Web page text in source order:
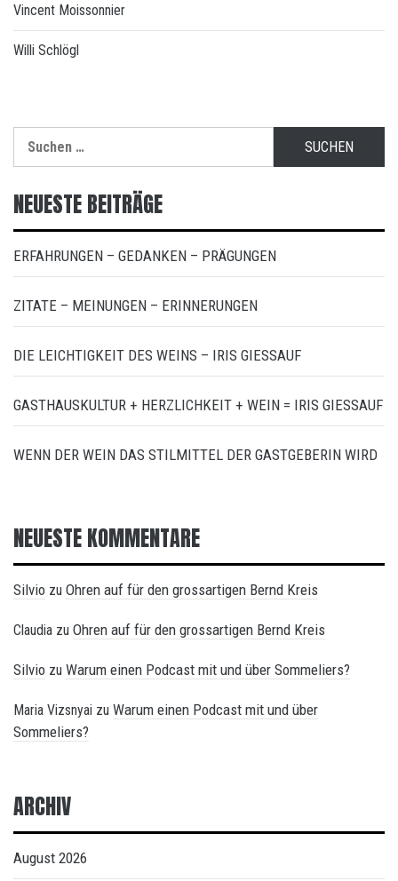
Vincent Moissonnier
Willi Schlögl
nach:
NEUESTE BEITRÄGE
ERFAHRUNGEN – GEDANKEN – PRÄGUNGEN
ZITATE – MEINUNGEN – ERINNERUNGEN
DIE LEICHTIGKEIT DES WEINS – IRIS GIESSAUF
GASTHAUSKULTUR + HERZLICHKEIT + WEIN = IRIS GIESSAUF
WENN DER WEIN DAS STILMITTEL DER GASTGEBERIN WIRD
NEUESTE KOMMENTARE
Silvio zu Ohren auf für den grossartigen Bernd Kreis
Claudia zu Ohren auf für den grossartigen Bernd Kreis
Silvio zu Warum einen Podcast mit und über Sommeliers?
Maria Vizsnyai zu Warum einen Podcast mit und über
Sommeliers?
ARCHIV
August 2026